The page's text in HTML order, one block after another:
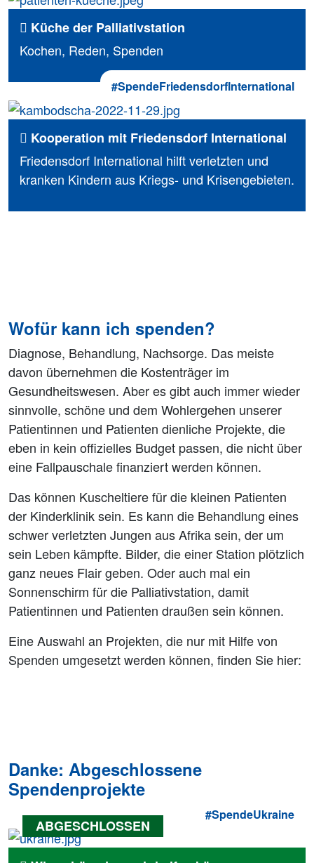
Küche der Palliativstation
Kochen, Reden, Spenden
#SpendeFriedensdorfInternational
Kooperation mit Friedensdorf International
Friedensdorf International hilft verletzten und
kranken Kindern aus Kriegs- und Krisengebieten.
Wofür kann ich spenden?
Diagnose, Behandlung, Nachsorge. Das meiste
davon übernehmen die Kostenträger im
Gesundheitswesen. Aber es gibt auch immer wieder
sinnvolle, schöne und dem Wohlergehen unserer
Patientinnen und Patienten dienliche Projekte, die
eben in kein offizielles Budget passen, die nicht über
eine Fallpauschale finanziert werden können.
Das können Kuscheltiere für die kleinen Patienten
der Kinderklinik sein. Es kann die Behandlung eines
schwer verletzten Jungen aus Afrika sein, der um
sein Leben kämpfte. Bilder, die einer Station plötzlich
ganz neues Flair geben. Oder auch mal ein
Sonnenschirm für die Palliativstation, damit
Patientinnen und Patienten draußen sein können.
Eine Auswahl an Projekten, die nur mit Hilfe von
Spenden umgesetzt werden können, finden Sie hier:
Danke: Abgeschlossene
Spendenprojekte
#SpendeUkraine